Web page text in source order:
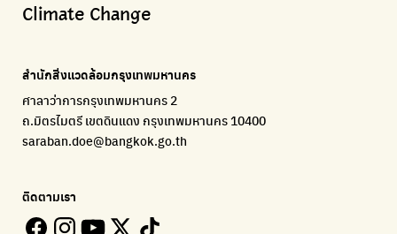
จัดการขยะภายในพื้นที่อย่างเป็นระบบ
แพลตฟอร์มเพื่อสิ่งแวดล้อม
ติดตามความคืบหน้านโยบายกรุงเทพมหานคร
Kong Green Green
การแยกขยะให้สนุก
แพลตฟอร์มการจัดการพลาสติกชีวภาพหลังการกินดื่ม
รับซื้อขยะถึงบ้าน
ECOLIFE
แผนที่การระบายอากาศในช่วงสูงสุดของแต่ละวัน
Everything about our planet and more
35 Hours Bangkok Nature Play
โครงการ 35 ชั่วโมงการเรียนรู้ธรรมชาติผ่านการเล่น
Climate Change
สำนักสิ่งแวดล้อมกรุงเทพมหานคร
ศาลาว่าการกรุงเทพมหานคร 2
ถ.มิตรไมตรี เขตดินแดง กรุงเทพมหานคร 10400
saraban.doe@bangkok.go.th
ติดตามเรา